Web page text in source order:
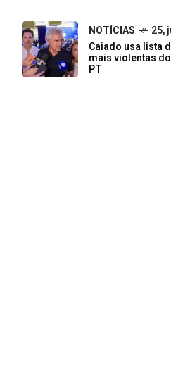
NOTÍCIAS
25,
Caiado usa lista
mais violentas
PT